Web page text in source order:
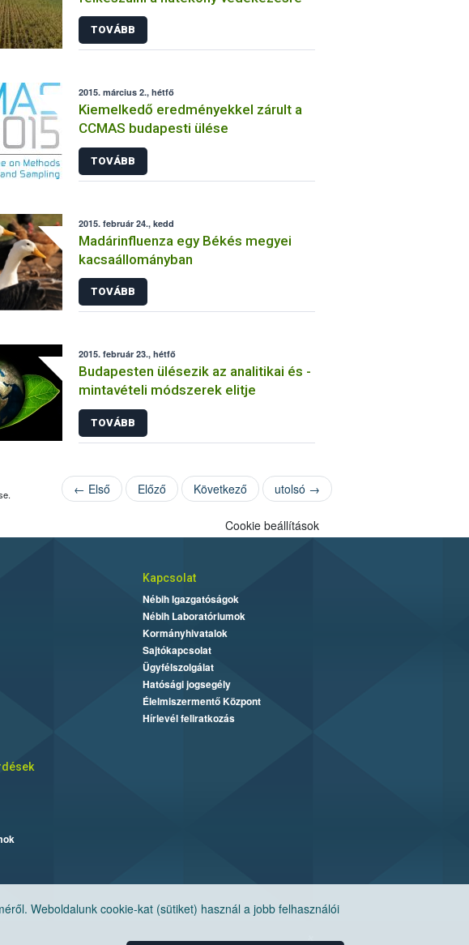
TOVÁBB
2015. március 2., hétfő
Kiemelkedő eredményekkel zárult a
CCMAS budapesti ülése
TOVÁBB
2015. február 24., kedd
Madárinfluenza egy Békés megyei
kacsaállományban
TOVÁBB
2015. február 23., hétfő
Budapesten ülésezik az analitikai és -
mintavételi módszerek elitje
TOVÁBB
← Első Előző Következő utolsó →
Weboldalunk cookie-kat (sütiket) használ a jobb felhasználói
Cookie beállítások
Kapcsolat
Nébih Igazgatóságok
Nébih Laboratóriumok
Kormányhivatalok
Sajtókapcsolat
Ügyfélszolgálat
Hatósági jogsegély
Élelmiszermentő Központ
Hírlevél feliratkozás